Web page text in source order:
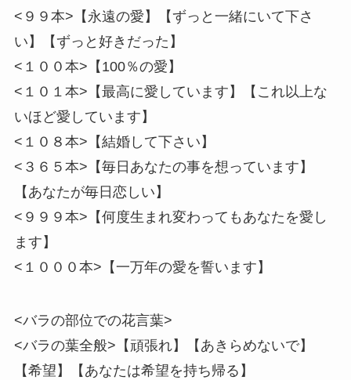
<９９本>【永遠の愛】【ずっと一緒にいて下さ
い】【ずっと好きだった】
<１００本>【100％の愛】
<１０１本>【最高に愛しています】【これ以上な
いほど愛しています】
<１０８本>【結婚して下さい】
<３６５本>【毎日あなたの事を想っています】
【あなたが毎日恋しい】
<９９９本>【何度生まれ変わってもあなたを愛し
ます】
<１０００本>【一万年の愛を誓います】
<バラの部位での花言葉>
<バラの葉全般>【頑張れ】【あきらめないで】
【希望】【あなたは希望を持ち帰る】